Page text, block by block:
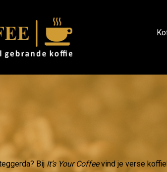
Bij It’s Your Coffeevind je verse